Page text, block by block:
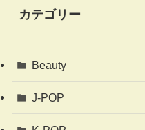
カテゴリー
Beauty
J-POP